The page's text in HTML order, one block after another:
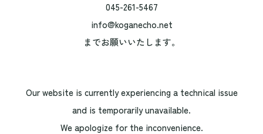
045-261-5467
info@koganecho.net
までお願いいたします。
Our website is currently experiencing a technical issue
and is temporarily unavailable.
We apologize for the inconvenience.